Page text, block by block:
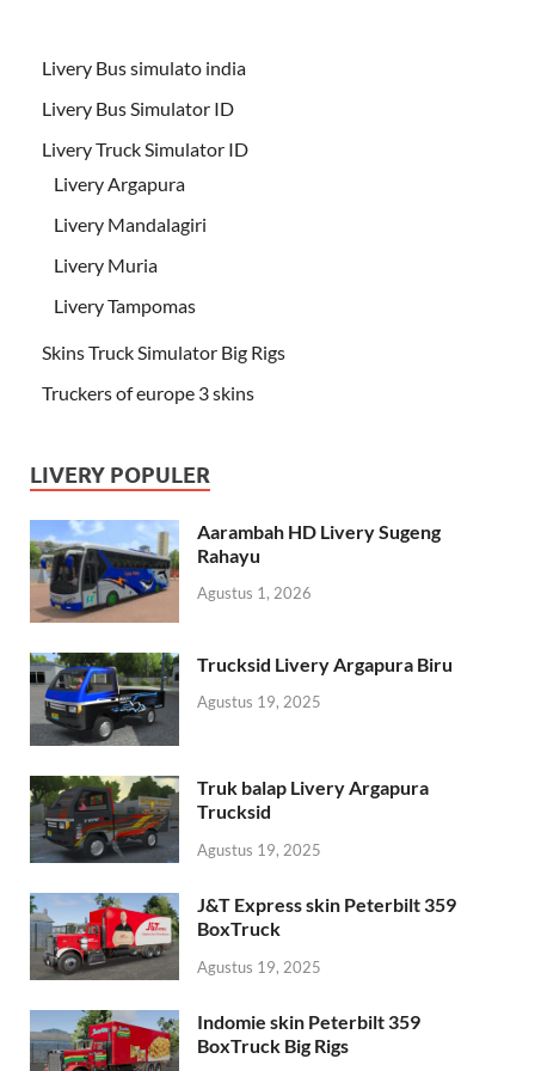
Livery Bus simulato india
Livery Bus Simulator ID
Livery Truck Simulator ID
Livery Argapura
Livery Mandalagiri
Livery Muria
Livery Tampomas
Skins Truck Simulator Big Rigs
Truckers of europe 3 skins
LIVERY POPULER
Aarambah HD Livery Sugeng
Rahayu
Agustus 1, 2026
Trucksid Livery Argapura Biru
Agustus 19, 2025
Truk balap Livery Argapura
Trucksid
Agustus 19, 2025
J&T Express skin Peterbilt 359
BoxTruck
Agustus 19, 2025
Indomie skin Peterbilt 359
BoxTruck Big Rigs